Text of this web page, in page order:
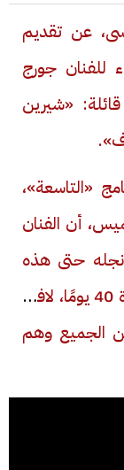
عن تقديم
للفنان جورج
«شيرين
«التاسعة»،
أن الفنان
حتى هذه
اللحظة، كما أنه أعلن حالة الحداد لمدة 40 يومًا، لافتةً
الجميع وهم